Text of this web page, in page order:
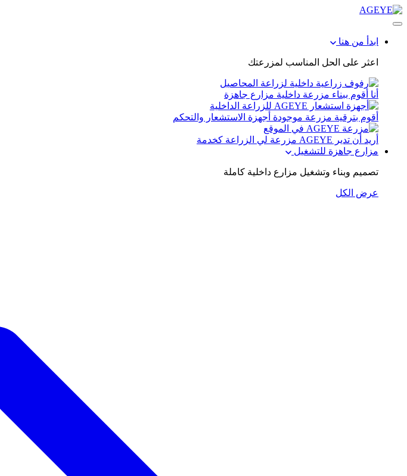
ابدأ من هنا
اعثر على الحل المناسب لمزرعتك
أنا أقوم ببناء مزرعة داخلية مزارع جاهزة
أقوم بترقية مزرعة موجودة أجهزة الاستشعار والتحكم
أريد أن تدير AGEYE مزرعة لي
الزراعة كخدمة
مزارع جاهزة للتشغيل
تصميم وبناء وتشغيل مزارع داخلية كاملة
عرض الكل